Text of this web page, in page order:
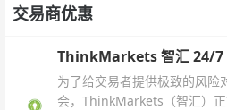
交易商优惠
ThinkMarkets 智汇 24/7
为了给交易者提供极致的风险
会，ThinkMarkets（智汇）